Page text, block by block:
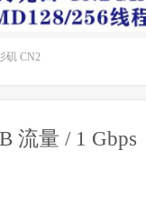
矶 CN2
流量 / 1 Gbps